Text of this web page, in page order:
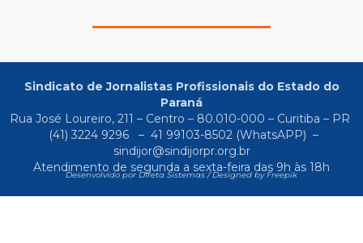
Sindicato de Jornalistas Profissionais do Estado do
Paraná
Rua José Loureiro, 211 – Centro – 80.010-000 – Curitiba – PR
(41) 3224 9296
– 41 99103-8502(WhatsAPP) –
sindijor@sindijorpr.org.br
Atendimento de segunda a sexta-feira das 9h às 18h
Desenvolvido por Direta Sistemas /Designed by Freepik